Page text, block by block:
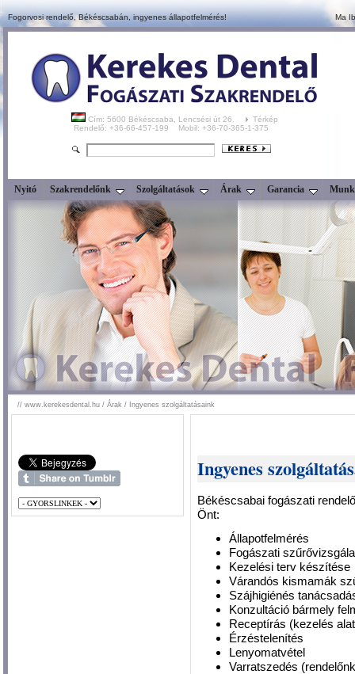
Fogorvosi rendelő, Békéscsabán, ingyenes állapotfelmérés! Ma
Cím: 5600 Békéscsaba, Lencsési út 26.
Térkép
Rendelő: +36-66-457-199 Mobil: +36-70-365-1-375
Nyitó Szakrendelőnk Szolgáltatások Árak Garancia
// www.kerekesdental.hu / Árak / Ingyenes szolgáltatásaink
Ingyenes
Békéscsabai fogászati
Önt:
Állapotfelmérés
Fogászati
Kezelési terv készítése
Várandós kismamák
Szájhigiénés
Konzultáció bármely
Receptírás (kezelés
Érzéstelenítés
Lenyomatvétel
Varratszedés